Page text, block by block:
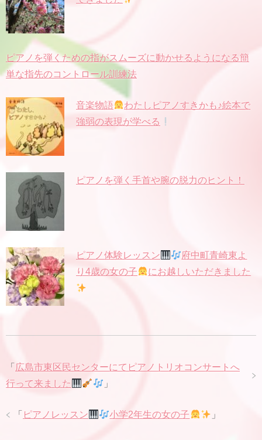
ピアノを弾くための指がスムーズに動かせるようになる簡
単な指先のコントロール訓練法
音楽物語
わたしピアノすきかも♪絵本で
強弱の表現が学べる
ピアノを弾く手首や腕の脱力のヒント！
ピアノ体験レッスン
府中町青崎東よ
り4歳の女の子
にお越しいただきました
「 広島市東区民センターにてピアノトリオコンサートへ
行って来ました
」
「 ピアノレッスン 小学2年生の女の子 」